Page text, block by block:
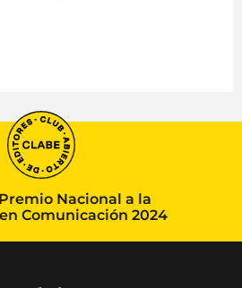
Nacional a la
Comunicación 2024